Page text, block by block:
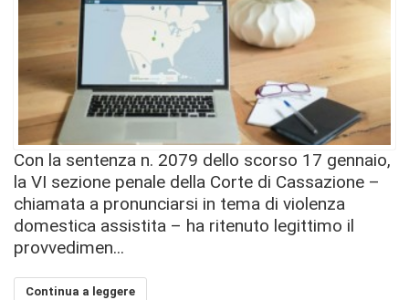
Con la sentenza n. 2079 dello scorso 17 gennaio,
la VI sezione penale della Corte di Cassazione –
chiamata a pronunciarsi in tema di violenza
domestica assistita – ha ritenuto legittimo il
provvedimen...
Continua a leggere